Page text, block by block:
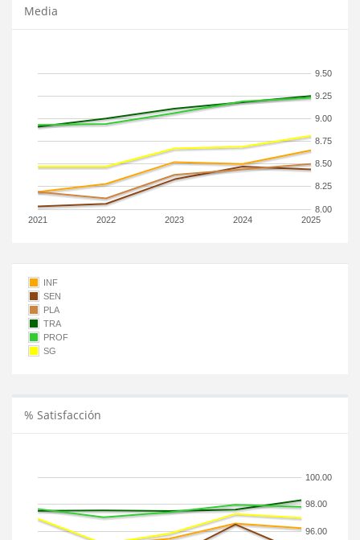
Media
2021 2022 2023 2024 2025
8.00
8.25
8.50
8.75
9.00
9.25
9.50
INF
SEN
PLA
TRA
PROF
SG
% Satisfacción
96.00
98.00
100.00